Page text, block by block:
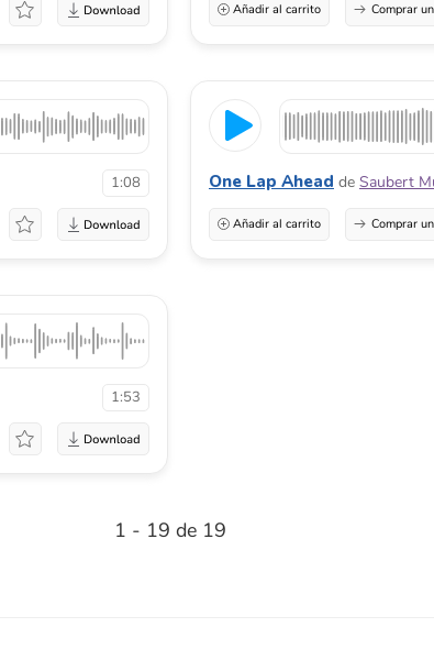
Añadir al carrito Comprar
1:08 One Lap Ahead de Saubert
Añadir al carrito Comprar
1:53
1 - 19 de 19